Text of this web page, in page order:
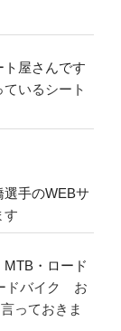
ト屋さんです
いるシート
選手のWEBサ
す
・ロード
ドバイク お
っておきま